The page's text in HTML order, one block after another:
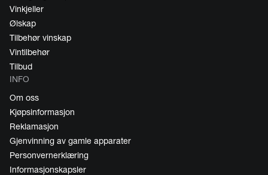
Vinkjeller
Ølskap
Tilbehør vinskap
Vintilbehør
Tilbud
INFO
Om oss
Kjøpsinformasjon
Reklamasjon
Gjenvinning av gamle apparater
Personvernerklæring
Informasjonskapsler